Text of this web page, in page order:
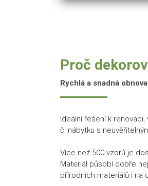
Proč
Rychlá a snadná
Ideální řešení k
či nábytku s
Více než 500 vzorů je
Materiál působí dobře
přírodních materiálů i na